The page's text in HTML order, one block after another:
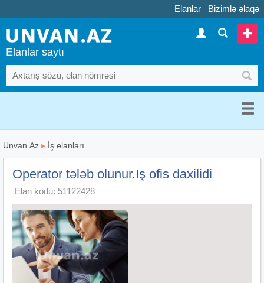
Elanlar Bizimlə əlaqə
Elanlar saytı
Unvan.Az ▸ İş elanları
Operator tələb olunur.Iş ofis daxilidi
Elan kodu: 51122428